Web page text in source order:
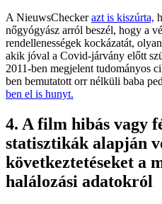
A NieuwsCheckerazt is kiszúrta,
nőgyógyász arról beszél, hogy a
rendellenességek kockázatát,
akik jóval a Covid-járvány előtt
2011-ben megjelent tudományos
ben bemutatott orr nélküli baba
ben el is hunyt.
4. A film hibás vagy
statisztikák alapján
következtetéseket a
halálozási adatokról